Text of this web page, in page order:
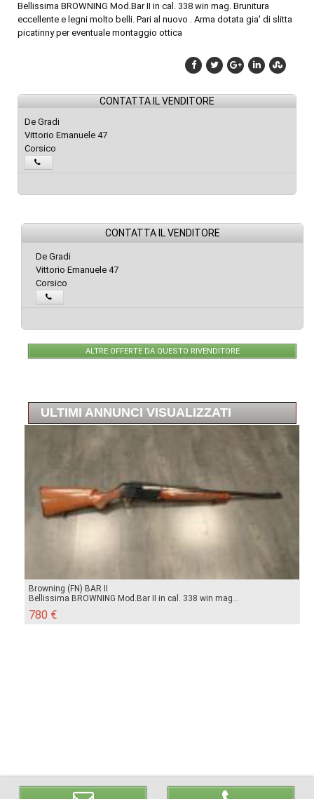
Bellissima BROWNING Mod.Bar II in cal. 338 win mag. Brunitura
eccellente e legni molto belli. Pari al nuovo . Arma dotata gia' di slitta
picatinny per eventuale montaggio ottica
CONTATTA IL VENDITORE
De Gradi
Vittorio Emanuele 47
Corsico
CONTATTA IL VENDITORE
De Gradi
Vittorio Emanuele 47
Corsico
ALTRE OFFERTE DA QUESTO RIVENDITORE
ULTIMI ANNUNCI VISUALIZZATI
Browning (FN) BAR II
Bellissima BROWNING Mod.Bar II in cal. 338 win mag...
780 €